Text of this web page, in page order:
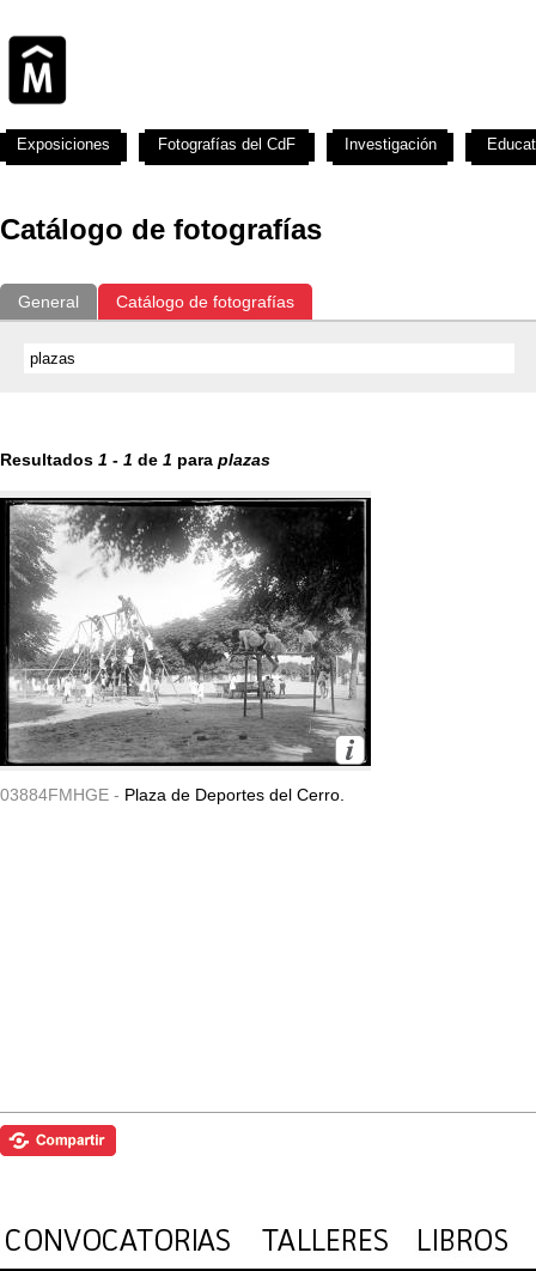
Catálogo de fotografías
General Catálogo de fotografías
Resultados 1 - 1 de 1 para plazas
03884FMHGE - Plaza de Deportes del Cerro.
Exposiciones Fotografías del CdF Investigación